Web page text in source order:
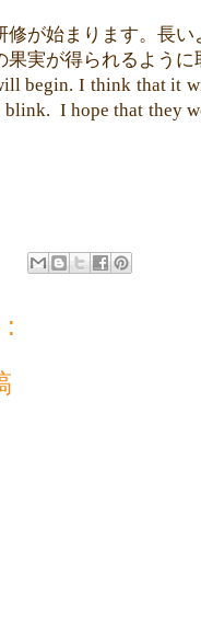
が始まります。長い
果実が得られるよう
begin. I think that it
I hope that they
: